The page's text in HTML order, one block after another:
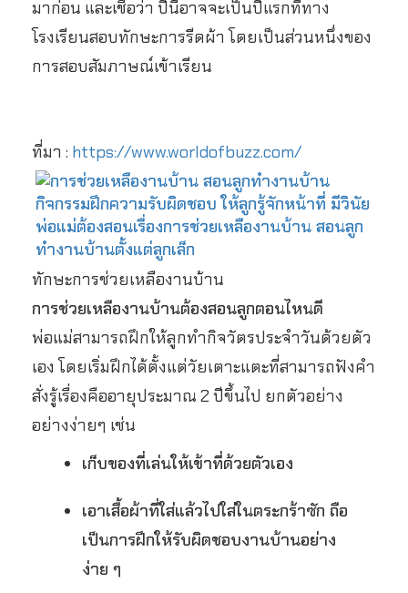
มาก่อน และเชื่อว่า ปีนี้อาจจะเป็นปีแรกที่ทาง
โรงเรียนสอบทักษะการรีดผ้า โดยเป็นส่วนหนึ่งของ
การสอบสัมภาษณ์เข้าเรียน
ที่มา : https://www.worldofbuzz.com/
ทักษะการช่วยเหลืองานบ้าน
การช่วยเหลืองานบ้านต้องสอนลูกตอนไหนดี
พ่อแม่สามารถฝึกให้ลูกทำกิจวัตรประจำวันด้วยตัว
เอง โดยเริ่มฝึกได้ตั้งแต่วัยเตาะแตะที่สามารถฟังคำ
สั่งรู้เรื่องคืออายุประมาณ 2 ปีขึ้นไป ยกตัวอย่าง
อย่างง่ายๆ เช่น
เก็บของที่เล่นให้เข้าที่ด้วยตัวเอง
เอาเสื้อผ้าที่ใส่แล้วไปใส่ในตระกร้าซัก ถือ
เป็นการฝึกให้รับผิดชอบงานบ้านอย่าง
ง่าย ๆ